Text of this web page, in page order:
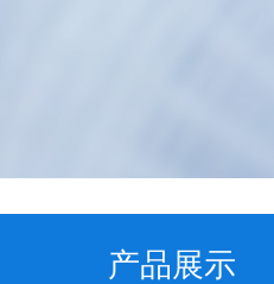
产品展示